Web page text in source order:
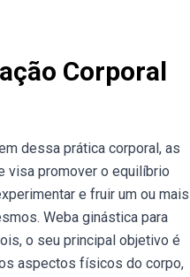
Corporal
dessa prática corporal, as
visa promover o equilíbrio
e fruir um ou mais
Weba ginástica para
o seu principal objetivo é
aspectos físicos do corpo,